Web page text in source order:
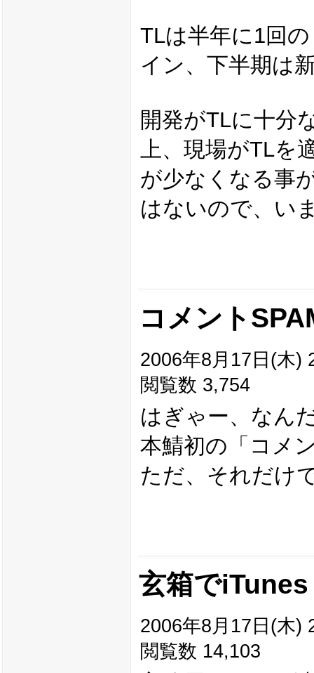
TLは半年に1回
イン、下半期は
開発がTLに十分
上、現場がTLを
が少なくなる事
はないので、い
コメント
2006年8月17日(木)
閲覧数 3,754
はぎゃー、なん
本鯖初の「コメ
ただ、それだけ
玄箱で
2006年8月17日(木)
閲覧数 14,103